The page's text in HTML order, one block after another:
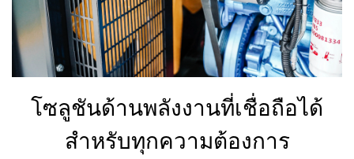
โซลูชันด้านพลังงานที่เชื่อถือได้
สำหรับทุกความต้องการ